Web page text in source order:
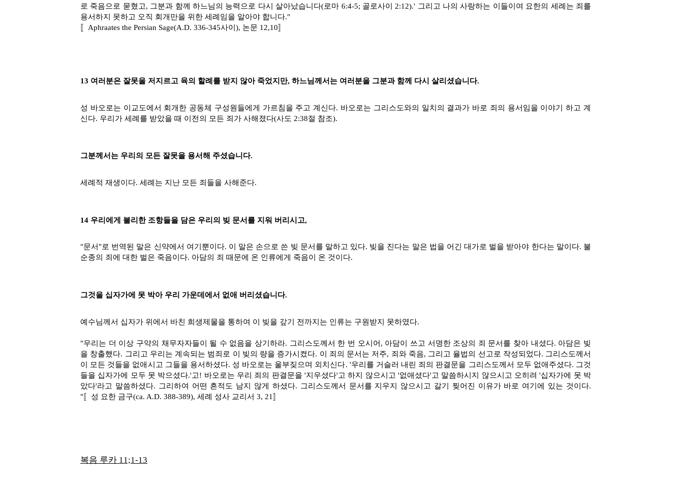
로 죽음으로 묻혔고, 그분과 함께 하느님의 능력으로 다시 살아났습니다(로마 6:4-5; 골로사이 2:12).' 그리고 나의 사랑하는 이들이여 요한의 세례는 죄를
용서하지 못하고 오직 회개만을 위한 세례임을 알아야 합니다."
〚Aphraates the Persian Sage(A.D. 336-345사이), 논문 12,10〛
13 여러분은 잘못을 저지르고 육의 할례를 받지 않아 죽었지만, 하느님께서는 여러분을 그분과 함께 다시 살리셨습니다.
성 바오로는 이교도에서 회개한 공동체 구성원들에게 가르침을 주고 계신다. 바오로는 그리스도와의 일치의 결과가 바로 죄의 용서임을 이야기 하고 계
신다. 우리가 세례를 받았을 때 이전의 모든 죄가 사해졌다(사도 2:38절 참조).
그분께서는 우리의 모든 잘못을 용서해 주셨습니다.
세례적 재생이다. 세례는 지난 모든 죄들을 사해준다.
14 우리에게 불리한 조항들을 담은 우리의 빚 문서를 지워 버리시고,
"문서"로 번역된 말은 신약에서 여기뿐이다. 이 말은 손으로 쓴 빚 문서를 말하고 있다. 빚을 진다는 말은 법을 어긴 대가로 벌을 받아야 한다는 말이다. 불
순종의 죄에 대한 벌은 죽음이다. 아담의 죄 때문에 온 인류에게 죽음이 온 것이다.
그것을 십자가에 못 박아 우리 가운데에서 없애 버리셨습니다.
예수님께서 십자가 위에서 바친 희생제물을 통하여 이 빚을 갚기 전까지는 인류는 구원받지 못하였다.
"우리는 더 이상 구약의 채무자자들이 될 수 없음을 상기하라. 그리스도께서 한 번 오시어, 아담이 쓰고 서명한 조상의 죄 문서를 찾아 내셨다. 아담은 빚
을 창출했다. 그리고 우리는 계속되는 범죄로 이 빚의 량을 증가시켰다. 이 죄의 문서는 저주, 죄와 죽음, 그리고 율법의 선고로 작성되었다. 그리스도께서
이 모든 것들을 없애시고 그들을 용서하셨다. 성 바오로는 울부짖으며 외치신다. '우리를 거슬러 내린 죄의 판결문을 그리스도께서 모두 없애주셨다. 그것
들을 십자가에 모두 못 박으셨다.'고! 바오로는 우리 죄의 판결문을 '지우셨다'고 하지 않으시고 '없애셨다'고 말씀하시지 않으시고 오히려 '십자가에 못 박
았다'라고 말씀하셨다. 그리하여 어떤 흔적도 남지 않게 하셨다. 그리스도께서 문서를 지우지 않으시고 갈기 찢어진 이유가 바로 여기에 있는 것이다.
"〚성 요한 금구(ca. A.D. 388-389), 세례 성사 교리서 3, 21〛
복음 루카 11;1-13